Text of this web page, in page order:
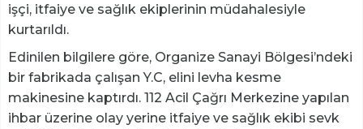
işçi, itfaiye ve sağlık ekiplerinin müdahalesiyle
kurtarıldı.
Edinilen bilgilere göre, Organize Sanayi Bölgesi’ndeki
bir fabrikada çalışan Y.C, elini levha kesme
makinesine kaptırdı. 112 Acil Çağrı Merkezine yapılan
ihbar üzerine olay yerine itfaiye ve sağlık ekibi sevk